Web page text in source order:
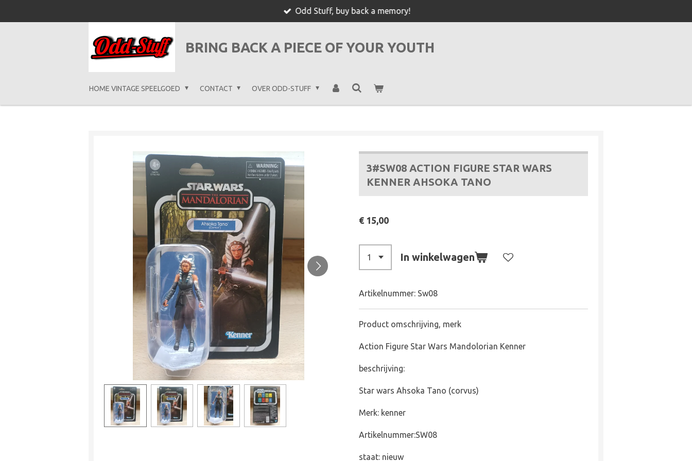
Odd Stuff, buy back a memory!
BRING BACK A PIECE OF YOUR YOUTH
HOME VINTAGE SPEELGOED CONTACT OVER ODD-STUFF
3#SW08 ACTION FIGURE STAR WARS
KENNER AHSOKA TANO
€ 15,00
In winkelwagen
Artikelnummer: Sw08
Product omschrijving, merk
Action Figure Star Wars Mandolorian Kenner
beschrijving:
Star wars Ahsoka Tano (corvus)
Merk: kenner
Artikelnummer:SW08
staat: nieuw